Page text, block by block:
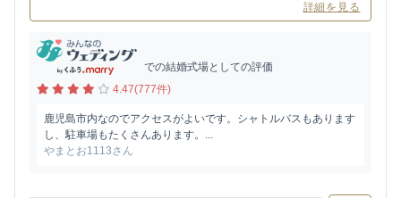
詳細を見る
での結婚式場としての評価
4.47(777件)
鹿児島市内なのでアクセスがよいです。シャトルバスもあります
し、駐車場もたくさんあります。...
やまとお1113さん